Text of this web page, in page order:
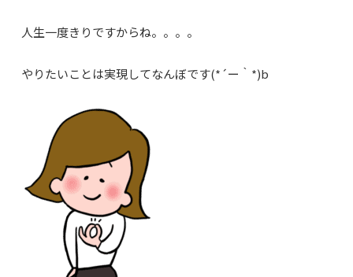
人生一度きりですからね。。。。
やりたいことは実現してなんぼです(*´ー｀*)b